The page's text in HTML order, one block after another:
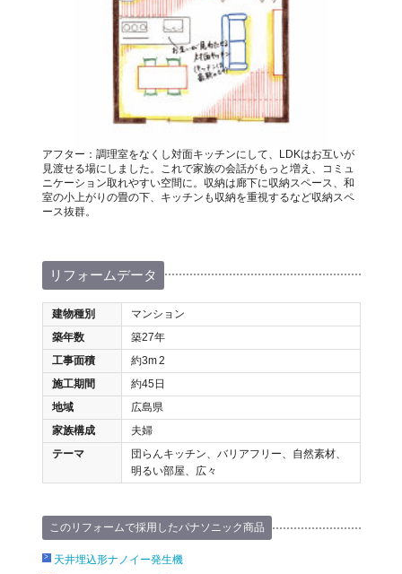
アフター：調理室をなくし対面キッチンにして、LDKはお互いが
見渡せる場にしました。これで家族の会話がもっと増え、コミュ
ニケーション取れやすい空間に。収納は廊下に収納スペース、和
室の小上がりの畳の下、キッチンも収納を重視するなど収納スペ
ース抜群。
リフォームデータ
建物種別
マンション
築年数
築27年
工事面積
約3m2
施工期間
約45日
地域
広島県
家族構成
夫婦
テーマ
団らんキッチン、バリアフリー、自然素材、
明るい部屋、広々
このリフォームで採用したパナソニック商品
天井埋込形ナノイー発生機